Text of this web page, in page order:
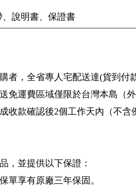
說明書、保證書
者，全省專人宅配送達(貨到付
免運費區域僅限於台灣本島（
收款確認後2個工作天內（不含
，並提供以下保證：
單享有原廠三年保固。